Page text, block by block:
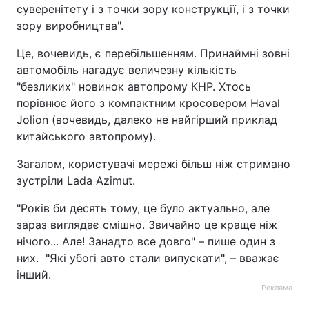
суверенітету і з точки зору конструкції, і з точки
зору виробництва".
Це, вочевидь, є перебільшенням. Принаймні зовні
автомобіль нагадує величезну кількість
"безликих" новинок автопрому КНР. Хтось
порівнює його з компактним кросовером Haval
Jolion (вочевидь, далеко не найгірший приклад
китайського автопрому).
Загалом, користувачі мережі більш ніж стримано
зустріли Lada Azimut.
"Років би десять тому, це було актуально, але
зараз виглядає смішно. Звичайно це краще ніж
нічого... Але! Занадто все довго" – пише один з
них. "Які убогі авто стали випускати", – вважає
інший.
Реклама